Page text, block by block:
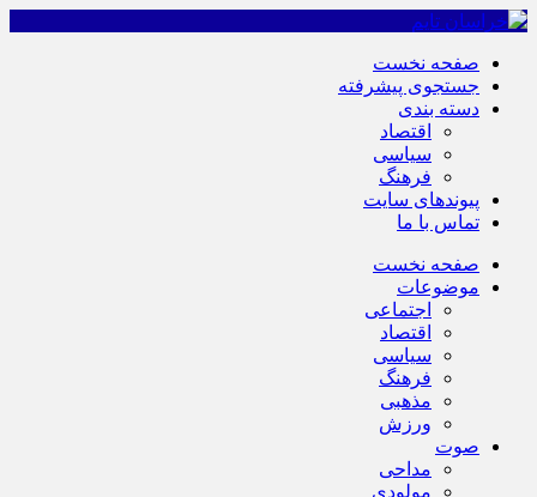
صفحه نخست
جستجوی پیشرفته
دسته بندی
اقتصاد
سیاسی
فرهنگ
پیوندهای سایت
تماس با ما
صفحه نخست
موضوعات
اجتماعی
اقتصاد
سیاسی
فرهنگ
مذهبی
ورزش
صوت
مداحی
مولودی